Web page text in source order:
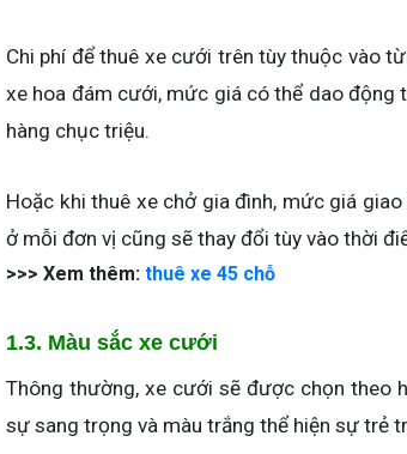
Chi phí để thuê xe cưới trên tùy thuộc vào
xe hoa đám cưới, mức giá có thể dao động
hàng chục triệu.
Hoặc khi thuê xe chở gia đình, mức giá
ở mỗi đơn vị cũng sẽ thay đổi tùy vào thời
>>> Xem thêm: thuê xe 45 chỗ
1.3. Màu sắc xe cưới
Thông thường, xe cưới sẽ được chọn theo
sự sang trọng và màu trắng thể hiện sự trẻ